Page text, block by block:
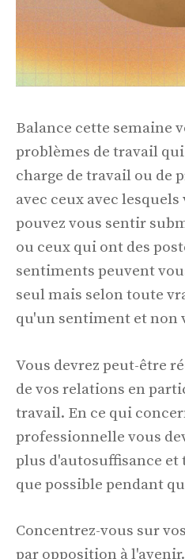
Balance cette semaine
problèmes de travail
charge de travail ou de
avec ceux avec
pouvez vous sentir
ou ceux qui ont des
sentiments peuvent
seul mais selon toute
qu'un sentiment et non
Vous devrez peut-être
de vos relations en
travail. En ce qui
professionnelle vous
plus d'autosuffisance
que possible pendant
Concentrez-vous sur
par opposition à